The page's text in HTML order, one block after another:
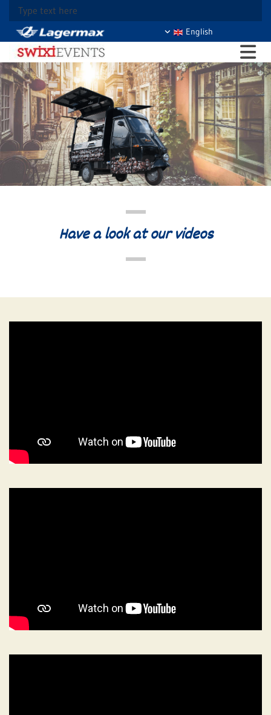
Type text here
English
Have a look at our videos